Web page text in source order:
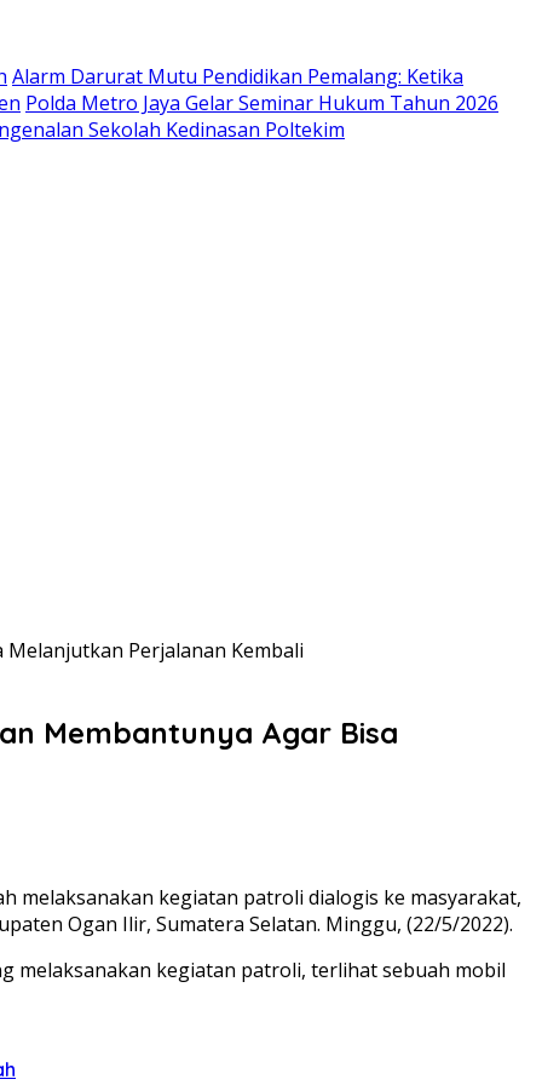
Alarm Darurat Mutu Pendidikan Pemalang: Ketika
Polda Metro Jaya Gelar Seminar Hukum Tahun 2026
Sekolah Kedinasan Poltekim
Melanjutkan Perjalanan Kembali
Membantunya Agar Bisa
melaksanakan kegiatan patroli dialogis ke masyarakat,
Ogan Ilir, Sumatera Selatan. Minggu, (22/5/2022).
melaksanakan kegiatan patroli, terlihat sebuah mobil